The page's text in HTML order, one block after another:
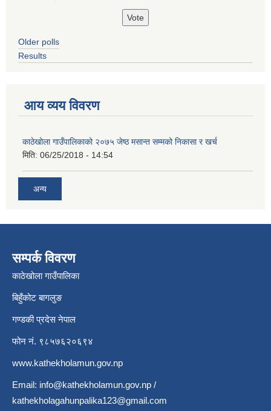
Older polls
Results
आय व्यय विवरण
काठेखोला गाउँपालिकाको २०७५ जेष्ठ मसान्त सम्मको निकासा र खर्च
मिति: 06/25/2018 - 14:54
अन्य
सम्पर्क विवरण
काठेखोला गाउँपालिका
बिहुँकोट बागलुङ
गण्डकी प्रदेस नेपाल
फोन नं. ९८५७६२०६९४
www.kathekholamun.gov.np
Email: info@kathekholamun.gov.np /
kathekholagahunpalika123@gmail.com